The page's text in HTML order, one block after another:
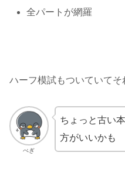
全パートが網羅
ハーフ模試もついていてそ
ぺぎ
ちょっと古い
方がいいかも